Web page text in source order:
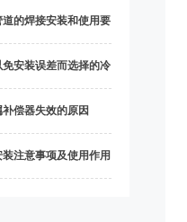
的焊接安装和使用要
安装误差而选择的冷
偿器失效的原因
注意事项及使用作用